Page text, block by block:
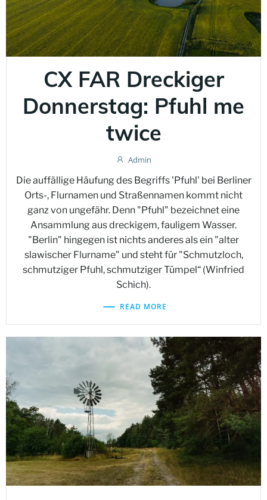
CX FAR Dreckiger
Donnerstag: Pfuhl me
twice
Admin
Die auffällige Häufung des Begriffs 'Pfuhl' bei Berliner
Orts-, Flurnamen und Straßennamen kommt nicht
ganz von ungefähr. Denn "Pfuhl" bezeichnet eine
Ansammlung aus dreckigem, fauligem Wasser.
"Berlin" hingegen ist nichts anderes als ein "alter
slawischer Flurname" und steht für "Schmutzloch,
schmutziger Pfuhl, schmutziger Tümpel“ (Winfried
Schich).
READ MORE